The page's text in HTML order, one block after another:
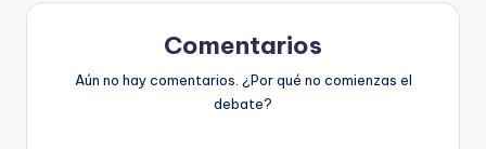
Comentarios
Aún no hay comentarios. ¿Por qué no comienzas el
debate?